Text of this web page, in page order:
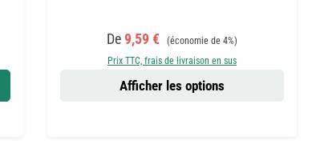
Prix de vente :
De9,59 € Prix régulier :
(économie de 4%)
Prix TTC, frais de livraison en sus
Afficher les options